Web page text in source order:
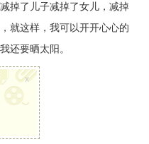
掉了儿子减掉了女儿，减掉
就这样，我可以开开心心的
还要晒太阳。
x